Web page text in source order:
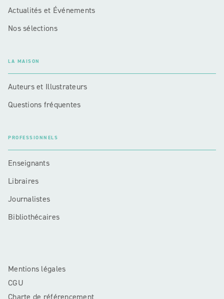
Actualités et Événements
Nos sélections
LA MAISON
Auteurs et Illustrateurs
Questions fréquentes
PROFESSIONNELS
Enseignants
Libraires
Journalistes
Bibliothécaires
Mentions légales
CGU
Charte de référencement